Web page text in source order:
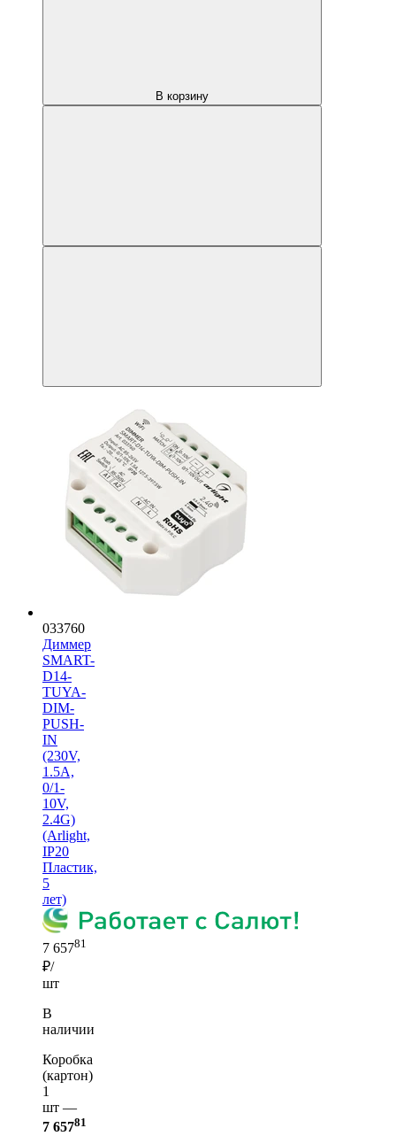
В корзину
033760
Диммер
SMART-
D14-
TUYA-
DIM-
PUSH-
IN
(230V,
1.5A,
0/1-
10V,
2.4G)
(Arlight,
IP20
Пластик,
5
лет)
7 65781
₽/
шт
В
наличии
Коробка
(картон)
1
шт —
7 65781